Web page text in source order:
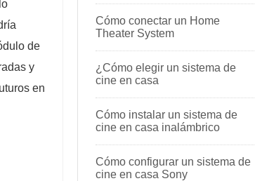
de
y
en
Cómo conectar un Home
Theater System
¿Cómo elegir un sistema de
cine en casa
Cómo instalar un sistema de
cine en casa inalámbrico
Cómo configurar un sistema de
cine en casa Sony